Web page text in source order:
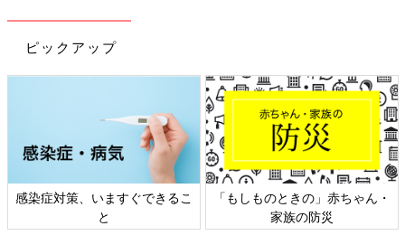
ピックアップ
感染症対策、いますぐできるこ
と
「もしものときの」赤ちゃん・
家族の防災